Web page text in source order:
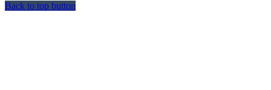
Back to top button